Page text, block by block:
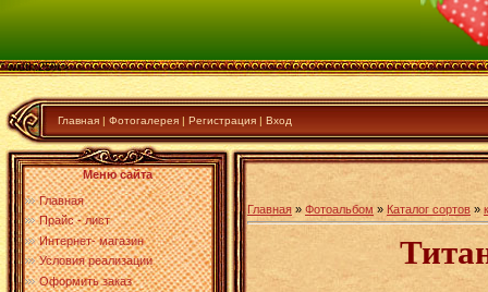
" width:25%>
Главная | Фотогалерея | Регистрация | Вход
Меню сайта
Главная
Прайс - лист
Интернет- магазин
Условия реализации
Оформить заказ
Главная » Фотоальбом » Каталог сортов »